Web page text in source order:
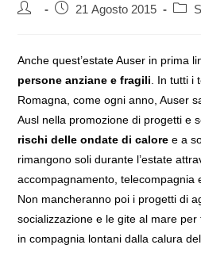
Autore Articolo21 Agosto 2015
Anche quest’estate Auser in prima
persone anziane e fragili . In tutti i
Romagna, come ogni anno, Auser
Ausl nella promozione di progetti e
rischi delle ondate di calore e a
rimangono soli durante l’estate
accompagnamento, telecompagnia
Non mancheranno poi i progetti di
socializzazione e le gite al mare
in compagnia lontani dalla calura